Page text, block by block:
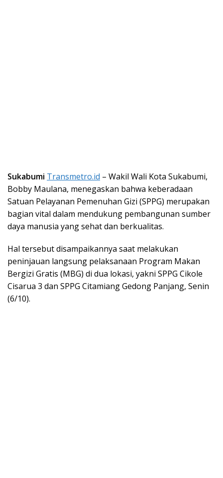
Sukabumi Transmetro.id – Wakil Wali Kota Sukabumi,
Bobby Maulana, menegaskan bahwa keberadaan
Satuan Pelayanan Pemenuhan Gizi (SPPG) merupakan
bagian vital dalam mendukung pembangunan sumber
daya manusia yang sehat dan berkualitas.
Hal tersebut disampaikannya saat melakukan
peninjauan langsung pelaksanaan Program Makan
Bergizi Gratis (MBG) di dua lokasi, yakni SPPG Cikole
Cisarua 3 dan SPPG Citamiang Gedong Panjang, Senin
(6/10).